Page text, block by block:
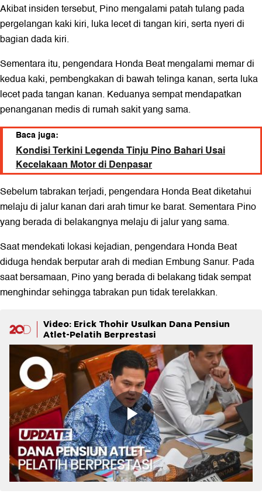
Akibat insiden tersebut, Pino mengalami patah tulang pada
pergelangan kaki kiri, luka lecet di tangan kiri, serta nyeri di
bagian dada kiri.
Sementara itu, pengendara Honda Beat mengalami memar di
kedua kaki, pembengkakan di bawah telinga kanan, serta luka
lecet pada tangan kanan. Keduanya sempat mendapatkan
penanganan medis di rumah sakit yang sama.
Baca juga:
Kondisi Terkini Legenda Tinju Pino Bahari Usai
Kecelakaan Motor di Denpasar
Sebelum tabrakan terjadi, pengendara Honda Beat diketahui
melaju di jalur kanan dari arah timur ke barat. Sementara Pino
yang berada di belakangnya melaju di jalur yang sama.
Saat mendekati lokasi kejadian, pengendara Honda Beat
diduga hendak berputar arah di median Embung Sanur. Pada
saat bersamaan, Pino yang berada di belakang tidak sempat
menghindar sehingga tabrakan pun tidak terelakkan.
Video: Erick Thohir Usulkan Dana Pensiun
Atlet-Pelatih Berprestasi